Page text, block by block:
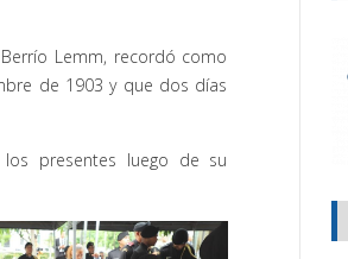
Lemm, recordó como
de 1903 y que dos días
presentes luego de su